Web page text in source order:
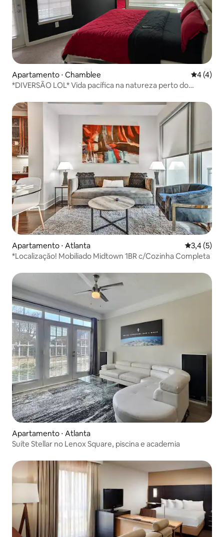
Apartamento ⋅ Chamblee 4 de
4 (4)
*DIVERSÃO LOL* Vida pacífica na natureza perto do
Apartamento ⋅ Atlanta 3,4 de
3,4 (5)
*Localização! Mobiliado Midtown 1BR c/Cozinha Completa
Apartamento ⋅ Atlanta
Suíte Stellar no Lenox Square, piscina e academia